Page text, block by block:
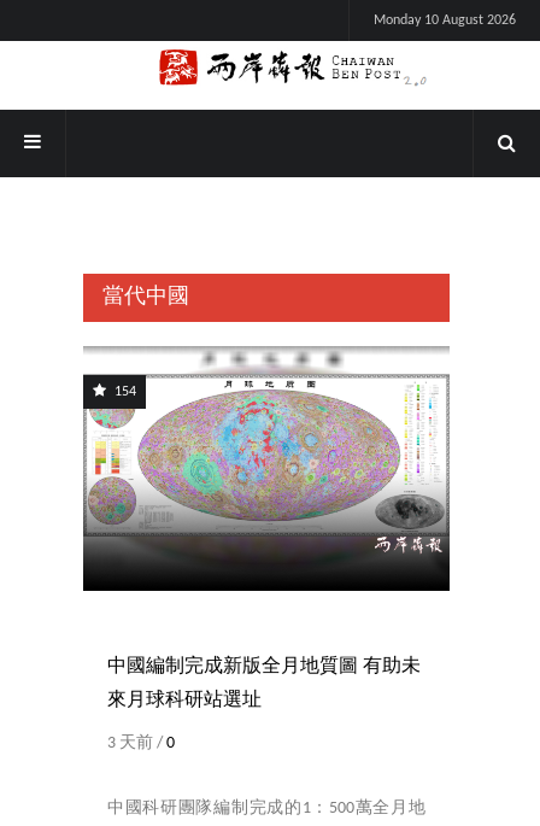
Monday 10 August 2026
當代中國
154
中國編制完成新版全月地質圖 有助未
來月球科研站選址
3 天前 /0
中國科研團隊編制完成的1：500萬全月地